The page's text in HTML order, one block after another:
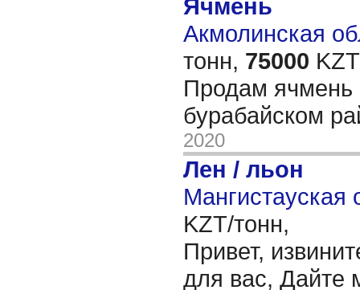
Ячмень
Акмолинская
тонн, 75000
Продам ячмень
бурабайском
2020
Лен / льон
KZT/тонн,
Привет,
для вас, Дайте